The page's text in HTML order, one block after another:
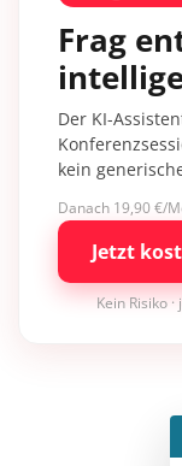
Frag
Der KI-
kein
Danach 19,90 €/
Jetzt
Kein Risiko